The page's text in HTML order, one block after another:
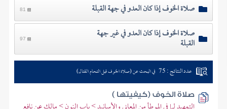
صلاة الخوف إذا كان العدو في جهة القبلة 81
صلاة الخوف إذا كان العدو في غير جهة
القبلة 97
عدد النتائج : 75 في البحث عن (صلاة الخوف قبل التحام القتال)
صلاة الخوف (كيفيتها )